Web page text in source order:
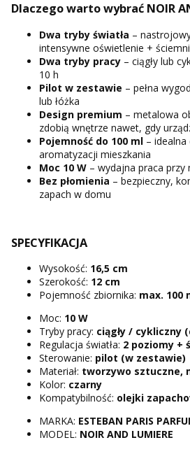
Dlaczego warto wybrać NOIR
Dwa tryby światła –
intensywne oświetlenie +
Dwa tryby pracy – ciągły lub
10 h
Pilot w zestawie – pełna
lub łóżka
Design premium – metalowa
zdobią wnętrze nawet, gdy
Pojemność do 100 ml –
aromatyzacji mieszkania
Moc 10 W – wydajna praca przy
Bez płomienia – bezpieczny,
zapach w domu
SPECYFIKACJA
Wysokość: 16,5 cm
Szerokość: 12 cm
Pojemność zbiornika: max. 100
Moc: 10 W
Tryby pracy: ciągły / cykliczny
Regulacja światła: 2 poziomy +
Sterowanie: pilot (w zestawie)
Materiał: tworzywo sztuczne,
Kolor: czarny
Kompatybilność: olejki
MARKA: ESTEBAN PARIS
MODEL: NOIR AND LUMIERE